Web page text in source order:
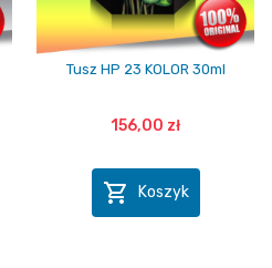
Tusz HP 23 KOLOR 30ml
156,00 zł
 Koszyk